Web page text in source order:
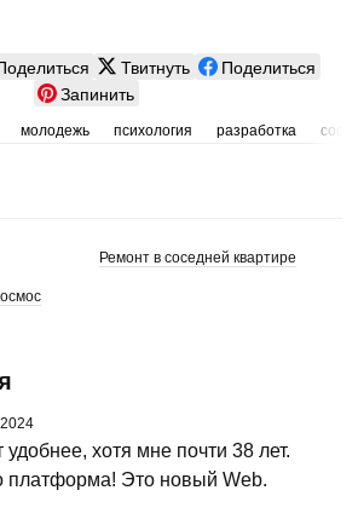
Твитнуть
Поделиться
Запинить
молодежь психология разработка софт
Ремонт в соседней квартире
2024
удобнее, хотя мне почти 38 лет.
платформа! Это новый Web.